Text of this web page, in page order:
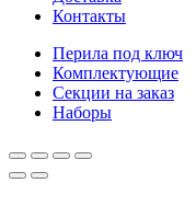
Контакты
Перила под ключ
Комплектующие
Секции на заказ
Наборы